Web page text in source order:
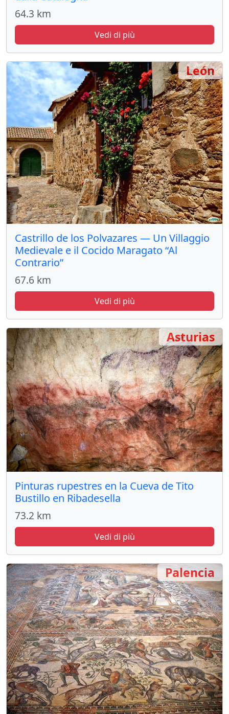
64.3 km
Vedi di più
Castrillo de los Polvazares — Un Villaggio
Medievale e il Cocido Maragato “Al
Contrario”
67.6 km
Vedi di più
León
Pinturas rupestres en la Cueva de Tito
Bustillo en Ribadesella
73.2 km
Vedi di più
Asturias
Palencia